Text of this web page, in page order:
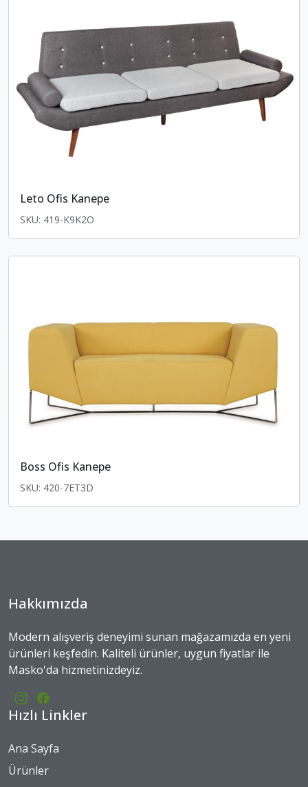
Leto Ofis Kanepe
SKU: 419-K9K2O
Boss Ofis Kanepe
SKU: 420-7ET3D
Hakkımızda
Modern alışveriş deneyimi sunan mağazamızda en yeni
ürünleri keşfedin. Kaliteli ürünler, uygun fiyatlar ile
Masko'da hizmetinizdeyiz.
Hızlı Linkler
Ana Sayfa
Ürünler